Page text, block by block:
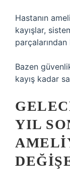
Hastanın
kayışlar,
Bazen
kayış kadar
YIL